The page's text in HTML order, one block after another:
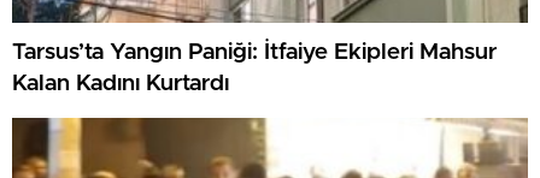
Tarsus’ta Yangın Paniği: İtfaiye Ekipleri Mahsur
Kalan Kadını Kurtardı